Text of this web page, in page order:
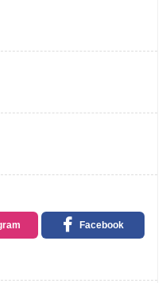
Facebook